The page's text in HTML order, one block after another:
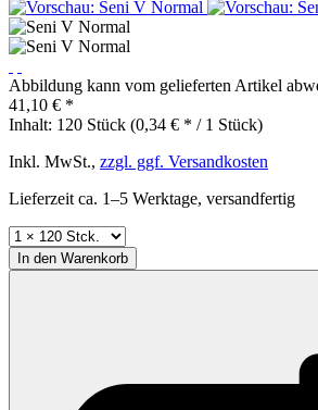
Abbildung kann vom gelieferten Artikel
41,10 € *
Inhalt: 120 Stück (0,34 € * / 1 Stück)
Inkl. MwSt., zzgl. ggf. Versandkosten
Lieferzeit ca. 1–5 Werktage, versandfertig
In den Warenkorb